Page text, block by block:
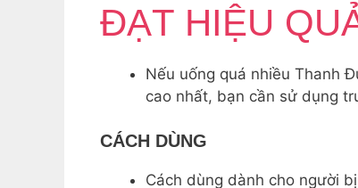
ĐẠT HIỆU
Nếu uống quá nhiều Thanh
cao nhất, bạn cần sử dụng
CÁCH DÙNG
Cách dùng dành cho người